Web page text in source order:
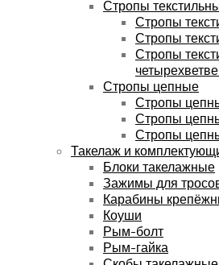
Стропы
Стропы
Стропы
Стропы
Стропы цепные
Стропы
Стропы
Стропы
Такелаж и
Блоки такелажные
Зажимы для
Карабины
Коуши
Рым-болт
Рым-гайка